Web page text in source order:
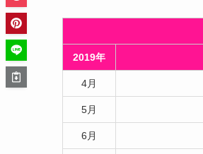
2019年
4月
5月
6月